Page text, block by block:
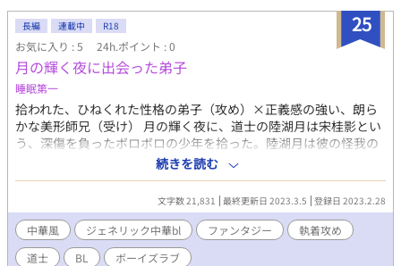
25
長編 連載中 R18
お気に入り : 5 24h.ポイント : 0
月の輝く夜に出会った弟子
睡眠第一
拾われた、ひねくれた性格の弟子（攻め）×正義感の強い、朗ら
かな美形師兄（受け） 月の輝く夜に、道士の陸湖月は宋桂影とい
う、深傷を負ったボロボロの少年を拾った。陸湖月は彼の怪我の
治療のため、やむを得ず、入手した魔界の肉食植物を使った。 す
ると使用した肉食植物の副作用のせいで、宋桂影の肉体は退行し
てしまった。そこで、陸湖月は言った。「ちょうどいいじゃない
か、君、もう一度子供時代をやり直しなさい。その間俺が君のこ
とを大切に囲ってやろう」 庇護者のいない宋桂影は、こうして拾
われた陸湖月の家に身を寄せることになった。
続きを読む
文字数 21,831 最終更新日 2023.3.5 登録日 2023.2.28
中華風 ジェネリック中華bl ファンタジー
執着攻め
道士
BL ボーイズラブ